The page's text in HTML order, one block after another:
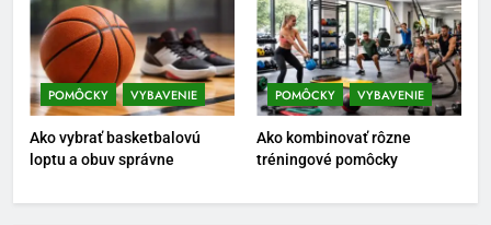
POMÔCKY VYBAVENIE
Ako vybrať basketbalovú
loptu a obuv správne
POMÔCKY VYBAVENIE
Ako kombinovať rôzne
tréningové pomôcky
1
Osemročný Adrián dobýva
sociálne siete vášňou pre futbal
a brankársky post – aj vďaka
produktom z Temu